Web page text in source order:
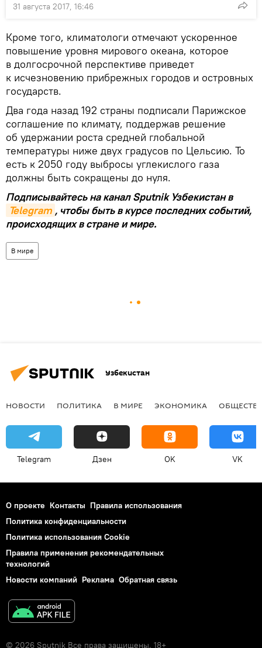
31 августа 2017, 16:46
Кроме того, климатологи отмечают ускоренное
повышение уровня мирового океана, которое
в долгосрочной перспективе приведет
к исчезновению прибрежных городов и островных
государств.
Два года назад 192 страны подписали Парижское
соглашение по климату, поддержав решение
об удержании роста средней глобальной
температуры ниже двух градусов по Цельсию. То
есть к 2050 году выбросы углекислого газа
должны быть сокращены до нуля.
Подписывайтесь на канал Sputnik Узбекистан в
Telegram , чтобы быть в курсе последних событий,
происходящих в стране и мире.
В мире
Узбекистан
НОВОСТИ ПОЛИТИКА В МИРЕ ЭКОНОМИКА
Telegram Дзен OK VK
О проекте Контакты Правила использования
Политика конфиденциальности
Политика использования Cookie
Правила применения рекомендательных
технологий
Новости компаний Реклама Обратная связь
© 2026 Sputnik Все права защищены. 18+